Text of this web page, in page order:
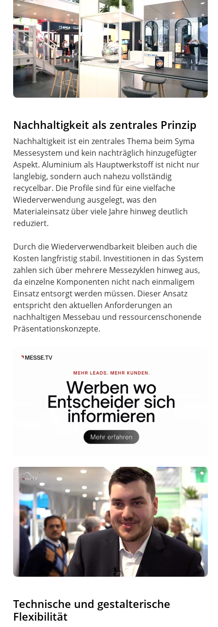
Nachhaltigkeit als zentrales Prinzip
Nachhaltigkeit ist ein zentrales Thema beim Syma
Messesystem und kein nachträglich hinzugefügter
Aspekt. Aluminium als Hauptwerkstoff ist nicht nur
langlebig, sondern auch nahezu vollständig
recycelbar. Die Profile sind für eine vielfache
Wiederverwendung ausgelegt, was den
Materialeinsatz über viele Jahre hinweg deutlich
reduziert.
Durch die Wiederverwendbarkeit bleiben auch die
Kosten langfristig stabil. Investitionen in das System
zahlen sich über mehrere Messezyklen hinweg aus,
da einzelne Komponenten nicht nach einmaligem
Einsatz entsorgt werden müssen. Dieser Ansatz
entspricht den aktuellen Anforderungen an
nachhaltigen Messebau und ressourcenschonende
Präsentationskonzepte.
Technische und gestalterische
Flexibilität